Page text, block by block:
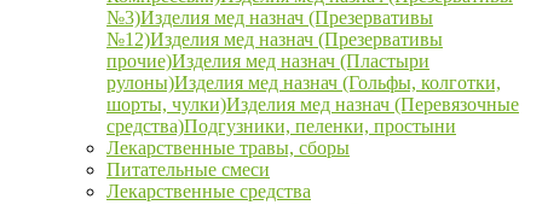
№3)Изделия мед назнач (Презервативы
№12)Изделия мед назнач (Презервативы
прочие)Изделия мед назнач (Пластыри
рулоны)Изделия мед назнач (Гольфы, колготки,
шорты, чулки)Изделия мед назнач (Перевязочные
средства)Подгузники, пеленки, простыни
Лекарственные травы, сборы
Питательные смеси
Лекарственные средства